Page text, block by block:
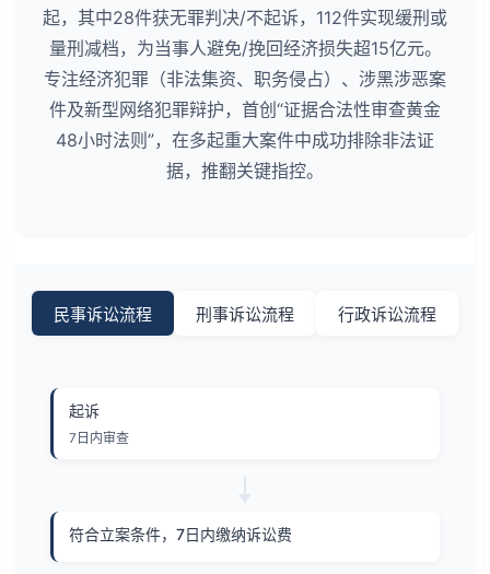
起，其中28件获无罪判决/不起诉，112件实现缓刑或
量刑减档，为当事人避免/挽回经济损失超15亿元。
专注经济犯罪（非法集资、职务侵占）、涉黑涉恶案
件及新型网络犯罪辩护，首创“证据合法性审查黄金
48小时法则”，在多起重大案件中成功排除非法证
据，推翻关键指控。
民事诉讼流程 刑事诉讼流程 行政诉讼流程
起诉
7日内审查
符合立案条件，7日内缴纳诉讼费